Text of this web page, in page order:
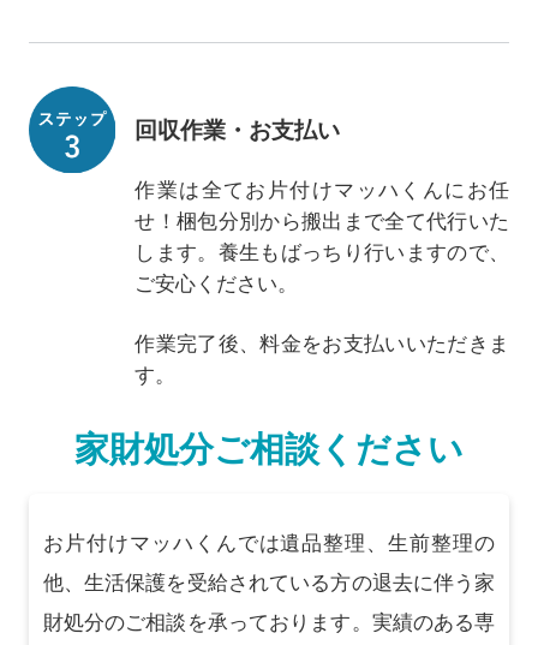
回収作業・お支払い
作業は全てお片付けマッハくんにお任
せ！梱包分別から搬出まで全て代行いた
します。養生もばっちり行いますので、
ご安心ください。
作業完了後、料金をお支払いいただきま
す。
家財処分ご相談ください
お片付けマッハくんでは遺品整理、生前整理の
他、生活保護を受給されている方の退去に伴う家
財処分のご相談を承っております。実績のある専